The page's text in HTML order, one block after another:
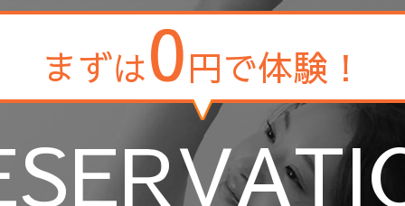
まずは0円で体験！